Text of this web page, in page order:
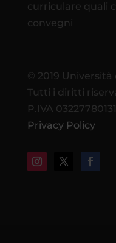
curriculare quali
convegni
© 2019 Università
Tutti i diritti
P.IVA 03227780131
Privacy Policy